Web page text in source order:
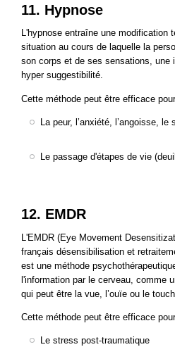
11. Hypnose
L'hypnose entraîne une modification
situation au cours de laquelle la
son corps et de ses sensations, une
hyper suggestibilité.
Cette méthode peut être efficace
La peur, l’anxiété, l’angoisse,
Le passage d'étapes de vie
12. EMDR
L'EMDR (Eye Movement
français désensibilisation et
est une méthode
l'information par le cerveau, comme
qui peut être la vue, l’ouïe ou le
Cette méthode peut être efficace
Le stress post-traumatique